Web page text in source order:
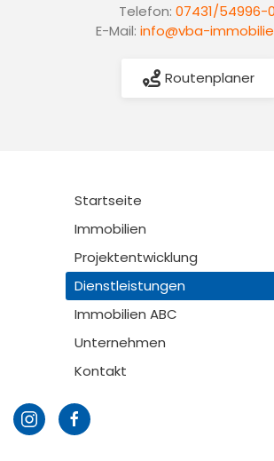
Telefon: 07431/54996-0
E-Mail: info@vba-
Routenplaner
Startseite
Immobilien
Projektentwicklung
Dienstleistungen
Immobilien ABC
Unternehmen
Kontakt